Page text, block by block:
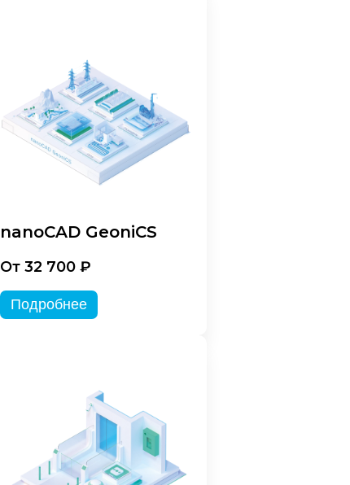
nanoCAD GeoniCS
От 32 700 ₽
Подробнее